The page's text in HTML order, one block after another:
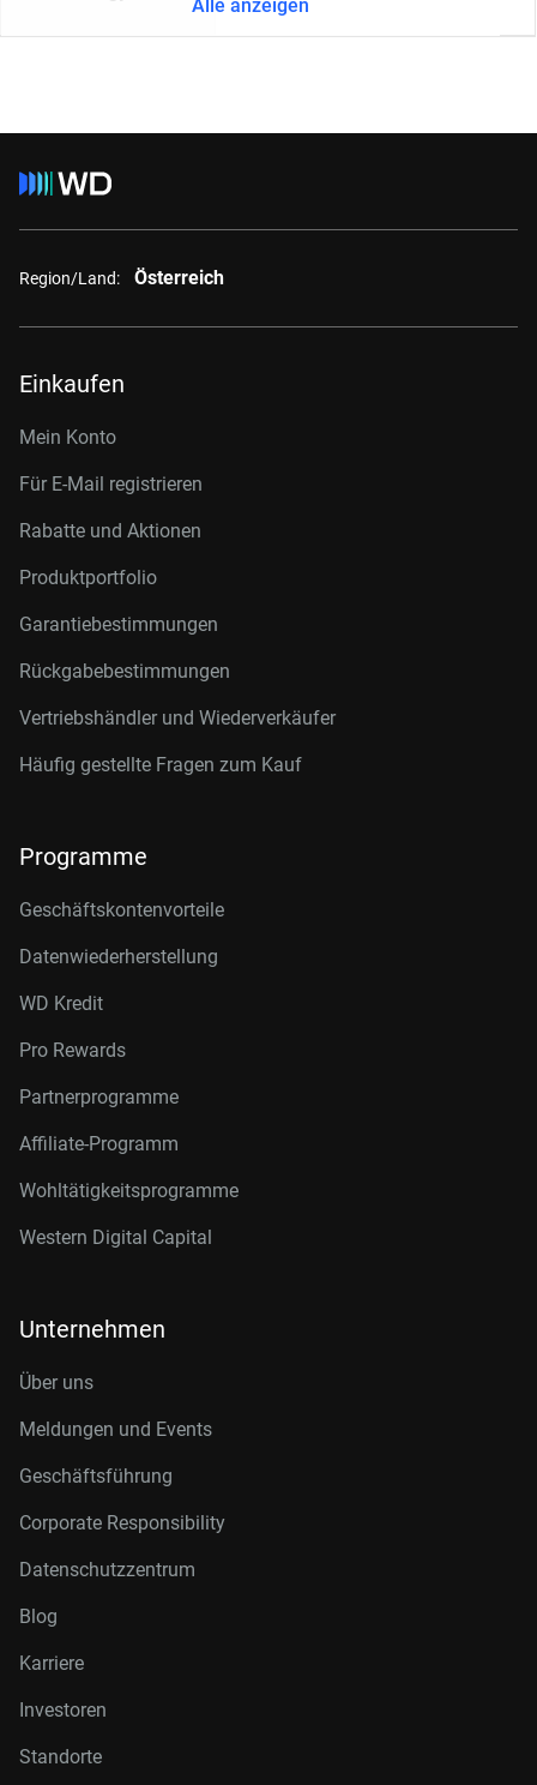
Alle anzeigen
Region/Land: Österreich
Einkaufen
Mein Konto
Für E-Mail registrieren
Rabatte und Aktionen
Produktportfolio
Garantiebestimmungen
Rückgabebestimmungen
Vertriebshändler und Wiederverkäufer
Häufig gestellte Fragen zum Kauf
Programme
Geschäftskontenvorteile
Datenwiederherstellung
WD Kredit
Pro Rewards
Partnerprogramme
Affiliate-Programm
Wohltätigkeitsprogramme
Western Digital Capital
Unternehmen
Über uns
Meldungen und Events
Geschäftsführung
Corporate Responsibility
Datenschutzzentrum
Blog
Karriere
Investoren
Standorte